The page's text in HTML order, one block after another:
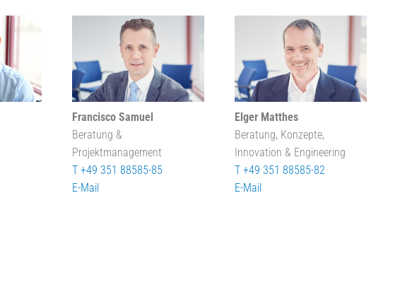
Francisco Samuel
Beratung &
Projektmanagement
T +49 351 88585-85
E-Mail
Elger Matthes
Beratung, Konzepte,
Innovation & Engineering
T +49 351 88585-82
E-Mail